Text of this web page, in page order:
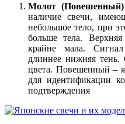
Молот (Повешенный)
наличие свечи,
небольшое тело, при
больше тела.
крайне мала.
длиннее нижняя
цвета. Повешенный –
для идентификации
подтверждения